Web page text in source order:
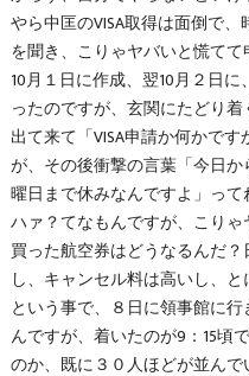
やら中匡のVISA取得は面倒で
を聞き、こりゃヤバいと慌てて
10月１日に作成、翌10月２日
ったのですが、玄関にたどり
出て来て「VISA申請か何かで
が、その後衝撃の言葉「今日
曜日まで休みなんですよ」って
ハァ？てなもんですが、こりゃ
買った航空券はどうなるんだ
し、キャンセル料は高いし、
という事で、８日に領事館に
んですが、着いたのが9：15頃
のか、既に３０人ほどが並ん